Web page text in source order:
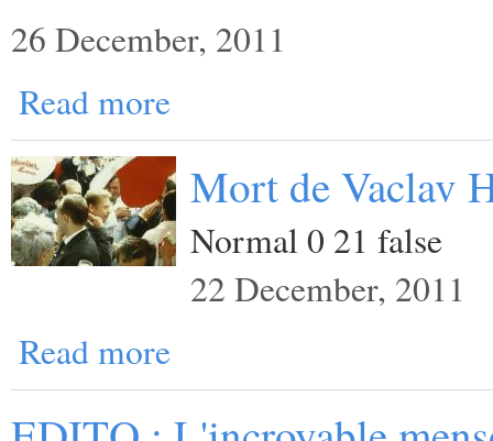
26 December, 2011
Read more
Mort de Vaclav
Normal 0 21 false
22 December, 2011
Read more